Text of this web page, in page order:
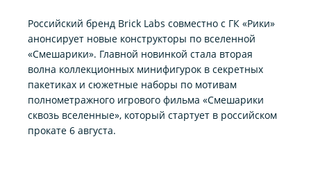
Российский бренд Brick Labs совместно с ГК «Рики»
анонсирует новые конструкторы по вселенной
«Смешарики». Главной новинкой стала вторая
волна коллекционных минифигурок в секретных
пакетиках и сюжетные наборы по мотивам
полнометражного игрового фильма «Смешарики
сквозь вселенные», который стартует в российском
прокате 6 августа.